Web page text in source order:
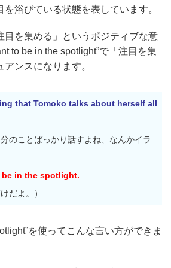
浴びている状態を表しています。
目を集める」というポジティブな意
to be in the spotlight”で「注目を集
ンスになります。
that Tomoko talks about herself all
のことばっかり話すよね、なんかイラ
in the spotlight.
だよ。）
を使ってこんな言い方ができま